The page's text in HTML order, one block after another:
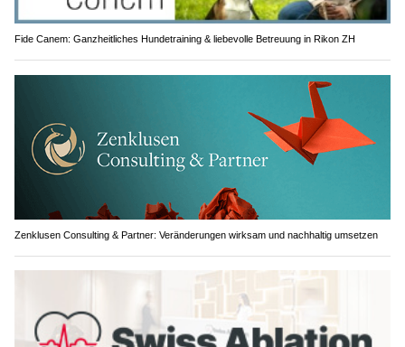
Fide Canem: Ganzheitliches Hundetraining & liebevolle Betreuung in Rikon ZH
Zenklusen Consulting & Partner: Veränderungen wirksam und nachhaltig umsetzen